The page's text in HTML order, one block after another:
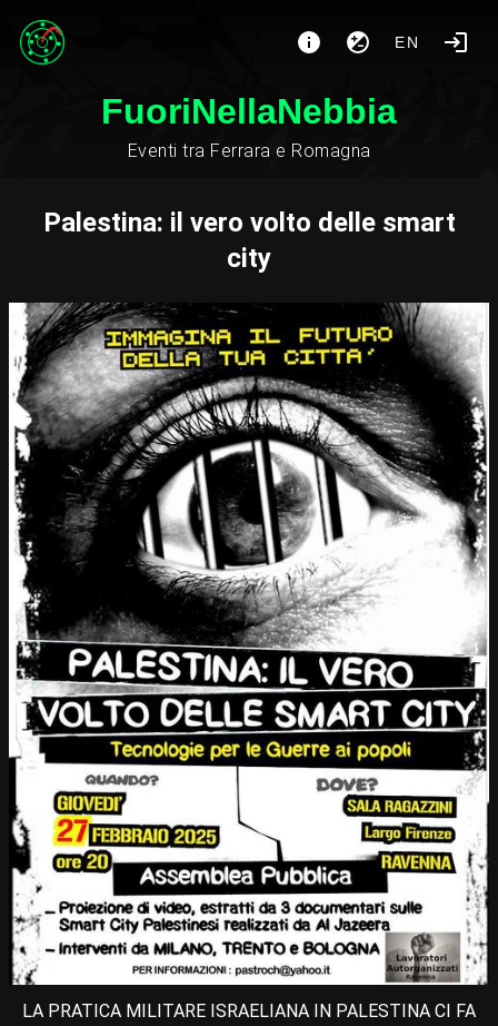
EN
FuoriNellaNebbia
Eventi tra Ferrara e Romagna
Palestina: il vero volto delle smart
city
LA PRATICA MILITARE ISRAELIANA IN PALESTINA CI FA